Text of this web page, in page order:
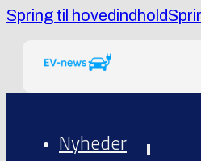
Spring til hovedindhold
Nyheder